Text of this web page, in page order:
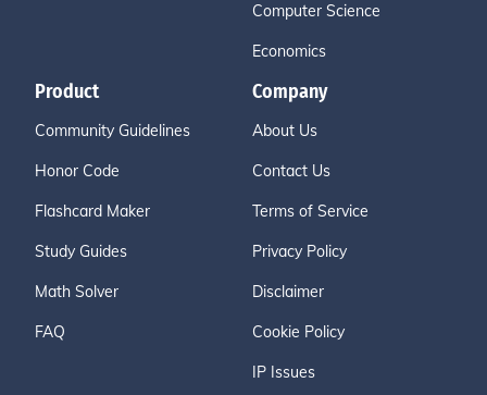
Computer Science
Economics
Product
Community Guidelines
Honor Code
Flashcard Maker
Study Guides
Math Solver
FAQ
Company
About Us
Contact Us
Terms of Service
Privacy Policy
Disclaimer
Cookie Policy
IP Issues